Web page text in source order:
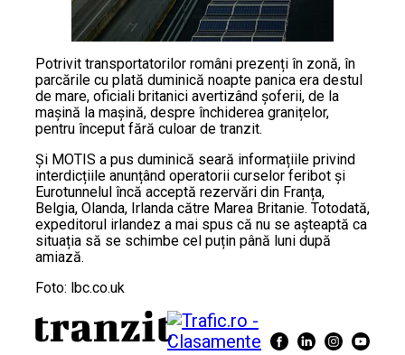
Potrivit transportatorilor români prezenți în zonă, în
parcările cu plată duminică noapte panica era destul
de mare, oficiali britanici avertizând șoferii, de la
mașină la mașină, despre închiderea granițelor,
pentru început fără culoar de tranzit.
Și MOTIS a pus duminică seară informațiile privind
interdicțiile anunțând operatorii curselor feribot și
Eurotunnelul încă acceptă rezervări din Franța,
Belgia, Olanda, Irlanda către Marea Britanie. Totodată,
expeditorul irlandez a mai spus că nu se așteaptă ca
situația să se schimbe cel puțin până luni după
amiază.
Foto: lbc.co.uk